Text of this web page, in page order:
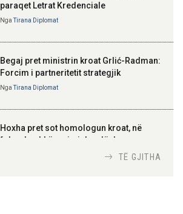
Kosovë!
100-vjetori i themelimit të
Urdhrit të Skënderbeut
paraqet Letrat Kredenciale
Nga Tirana Diplomat
Begaj pret ministrin kroat Grlić-Radman:
Forcim i partneritetit strategjik
Nga Tirana Diplomat
Hoxha pret sot homologun kroat, në
fokus bashkëpunimi dypalësh
TË GJITHA